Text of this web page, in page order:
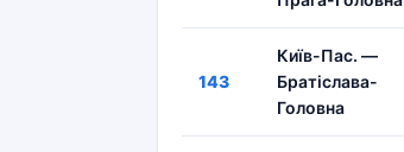
143
Київ-Пас. —
Братіслава-
Головна